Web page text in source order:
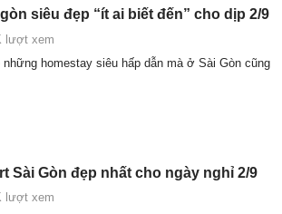
siêu đẹp “ít ai biết đến” cho dịp 2/9
lượt xem
homestay siêu hấp dẫn mà ở Sài Gòn cũng
Sài Gòn đẹp nhất cho ngày nghỉ 2/9
lượt xem